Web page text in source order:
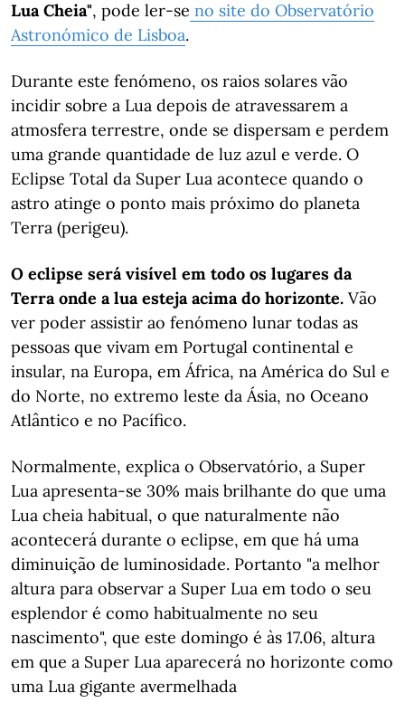
Lua Cheia", pode ler-se no site do Observatório
Astronómico de Lisboa.
Durante este fenómeno, os raios solares vão
incidir sobre a Lua depois de atravessarem a
atmosfera terrestre, onde se dispersam e perdem
uma grande quantidade de luz azul e verde. O
Eclipse Total da Super Lua acontece quando o
astro atinge o ponto mais próximo do planeta
Terra (perigeu).
O eclipse será visível em todo os lugares da
Terra onde a lua esteja acima do horizonte. Vão
ver poder assistir ao fenómeno lunar todas as
pessoas que vivam em Portugal continental e
insular, na Europa, em África, na América do Sul e
do Norte, no extremo leste da Ásia, no Oceano
Atlântico e no Pacífico.
Normalmente, explica o Observatório, a Super
Lua apresenta-se 30% mais brilhante do que uma
Lua cheia habitual, o que naturalmente não
acontecerá durante o eclipse, em que há uma
diminuição de luminosidade. Portanto "a melhor
altura para observar a Super Lua em todo o seu
esplendor é como habitualmente no seu
nascimento", que este domingo é às 17.06, altura
em que a Super Lua aparecerá no horizonte como
uma Lua gigante avermelhada